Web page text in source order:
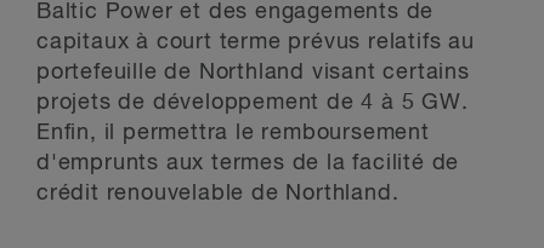
Baltic Power et des engagements de
capitaux à court terme prévus relatifs au
portefeuille de Northland visant certains
projets de développement de 4 à 5 GW.
Enfin, il permettra le remboursement
d'emprunts aux termes de la facilité de
crédit renouvelable de Northland.